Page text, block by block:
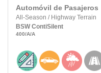
Automóvil de Pasajeros
All-Season / Highway Terrain
BSW ContiSilent
400/A/A